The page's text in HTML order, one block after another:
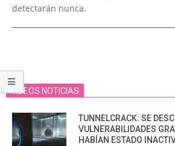
detectarán nunca.
VIDEOS NOTICIAS
TUNNELCRACK: SE
VULNERABILIDADES
HABÍAN ESTADO